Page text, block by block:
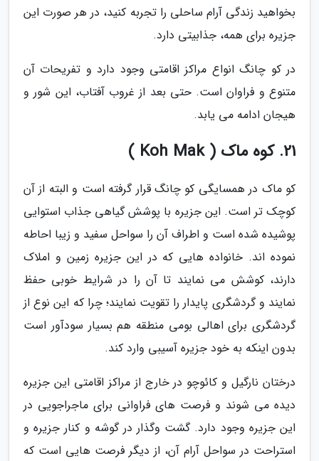
بخواهید زندگی آرام ساحلی را تجربه کنید، در هر صورت این
جزیره برای همه، جذابیتی دارد.
در کو چانگ انواع مراکز اقامتی وجود دارد و تفریحات آن
متنوع و فراوان است. حتی بعد از غروب آفتاب، این شور و
هیجان ادامه می یابد.
21. کوه ماک ( Koh Mak )
کو ماک در همسایگی کو چانگ قرار گرفته است و البته از آن
کوچک تر است. این جزیره با پوشش گیاهی جذاب استوایی
پوشیده شده است و اطراف آن را سواحل سفید و زیبا احاطه
نموده اند. خانواده هایی که در این جزیره زمین و املاک
دارند، کوشش می نمایند تا آن را در شرایط خوبی حفظ
نمایند و گردشگری پایدار را تقویت نمایند؛ چرا که این نوع از
گردشگری برای اهالی بومی منطقه هم بسیار سودآور است
بدون اینکه به خود جزیره آسیبی وارد کند.
درختان نارگیل و کائوچو در خارج از مراکز اقامتی این جزیره
دیده می شوند و فرصت های فراوانی برای ماجراجویی در
این جزیره وجود دارد. گشت وگذار در گوشه و کنار جزیره و
استراحت در سواحل آرام آن، از دیگر فرصت هایی است که